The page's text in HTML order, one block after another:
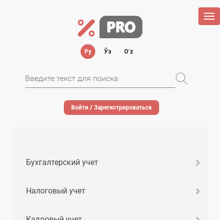
Ру Ўз Oʻz
Войти / Зарегистрироваться
Бухгалтерский учет
Налоговый учет